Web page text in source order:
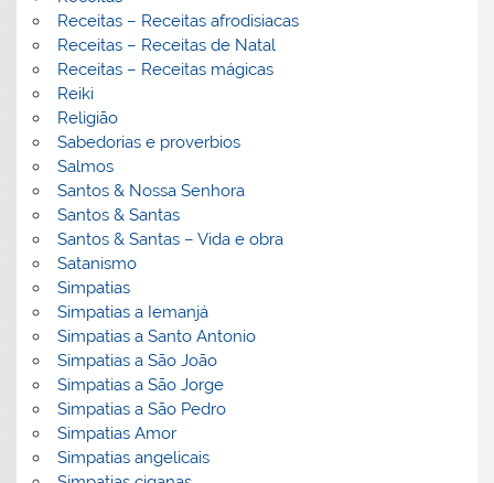
Receitas – Receitas afrodisiacas
Receitas – Receitas de Natal
Receitas – Receitas mágicas
Reiki
Religião
Sabedorias e proverbios
Salmos
Santos & Nossa Senhora
Santos & Santas
Santos & Santas – Vida e obra
Satanismo
Simpatias
Simpatias a Iemanjá
Simpatias a Santo Antonio
Simpatias a São João
Simpatias a São Jorge
Simpatias a São Pedro
Simpatias Amor
Simpatias angelicais